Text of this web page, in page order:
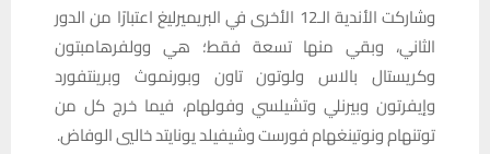
وشاركت الأندية الـ12 الأخرى في البريميرليغ اعتبارًا من الدور
الثاني، وبقي منها تسعة فقط؛ هي وولفرهامبتون
وكريستال بالاس ولوتون تاون وبورنموث وبرينتفورد
وإيفرتون وبيرنلي وتشيلسي وفولهام، فيما خرج كل من
توتنهام ونوتينغهام فورست وشيفيلد يونايتد خاليي الوفاض.